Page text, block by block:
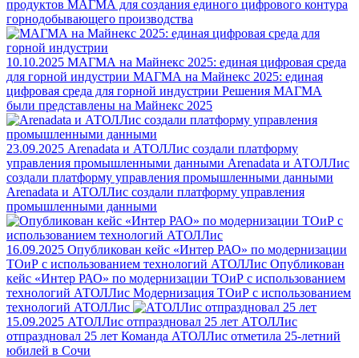
продуктов МАГМА для создания единого цифрового контура
горнодобывающего производства
10.10.2025 МАГМА на Майнекс 2025: единая цифровая среда
для горной индустрии МАГМА на Майнекс 2025: единая
цифровая среда для горной индустрии Решения МАГМА
были представлены на Майнекс 2025
23.09.2025 Arenadata и АТОЛЛис создали платформу
управления промышленными данными Arenadata и АТОЛЛис
создали платформу управления промышленными данными
Arenadata и АТОЛЛис создали платформу управления
промышленными данными
16.09.2025 Опубликован кейс «Интер РАО» по модернизации
ТОиР с использованием технологий АТОЛЛис Опубликован
кейс «Интер РАО» по модернизации ТОиР с использованием
технологий АТОЛЛис Модернизация ТОиР с использованием
технологий АТОЛЛис
15.09.2025 АТОЛЛис отпраздновал 25 лет АТОЛЛис
отпраздновал 25 лет Команда АТОЛЛис отметила 25-летний
юбилей в Сочи